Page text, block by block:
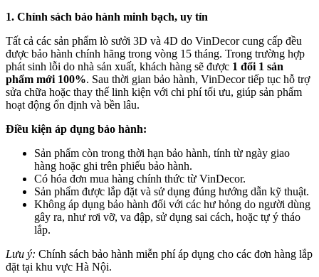
1. Chính sách bảo hành minh bạch, uy tín
Tất cả các sản phẩm lò sưởi 3D và 4D do VinDecor cung cấp đều
được bảo hành chính hãng trong vòng 15 tháng. Trong trường hợp
phát sinh lỗi do nhà sản xuất, khách hàng sẽ được 1 đổi 1 sản
phẩm mới 100%. Sau thời gian bảo hành, VinDecor tiếp tục hỗ trợ
sửa chữa hoặc thay thế linh kiện với chi phí tối ưu, giúp sản phẩm
hoạt động ổn định và bền lâu.
Điều kiện áp dụng bảo hành:
Sản phẩm còn trong thời hạn bảo hành, tính từ ngày giao
hàng hoặc ghi trên phiếu bảo hành.
Có hóa đơn mua hàng chính thức từ VinDecor.
Sản phẩm được lắp đặt và sử dụng đúng hướng dẫn kỹ thuật.
Không áp dụng bảo hành đối với các hư hỏng do người dùng
gây ra, như rơi vỡ, va đập, sử dụng sai cách, hoặc tự ý tháo
lắp.
Lưu ý: Chính sách bảo hành miễn phí áp dụng cho các đơn hàng lắp
đặt tại khu vực Hà Nội.